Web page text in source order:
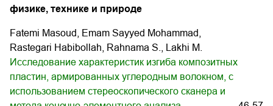
физике, технике и природе
Fatemi Masoud, Emam Sayyed Mohammad,
Rastegari Habibollah, Rahnama S., Lakhi M.
Исследование характеристик изгиба композитных
пластин, армированных углеродным волокном, с
использованием стереоскопического сканера и